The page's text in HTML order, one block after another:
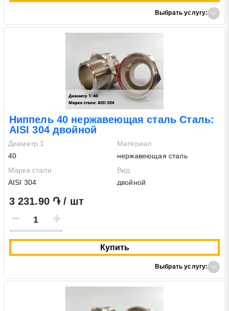
Выбрать услугу:
Ниппель 40 нержавеющая сталь Сталь:
AISI 304 двойной
Диаметр 1
40
Материал
нержавеющая сталь
Марка стали
AISI 304
Вид
двойной
3 231.90 ֏ / шт
Купить
Выбрать услугу: